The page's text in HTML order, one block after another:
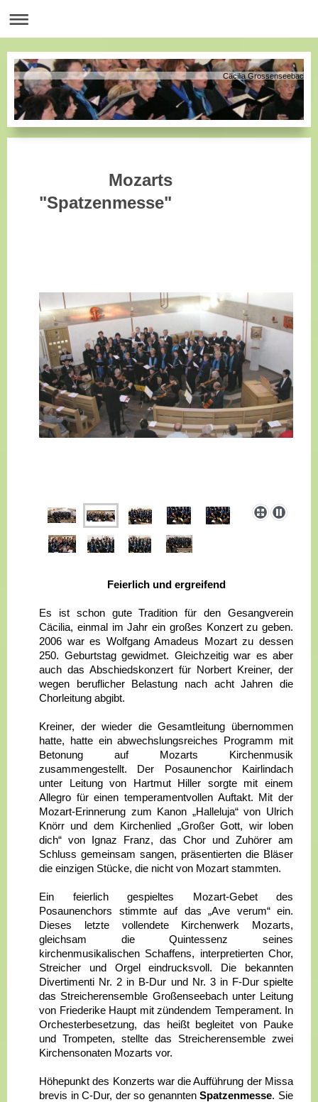
Cäcilia Grossenseebach
Mozarts
"Spatzenmesse"
Feierlich und ergreifend
Es ist schon gute Tradition für den Gesangverein
Cäcilia, einmal im Jahr ein großes Konzert zu geben.
2006 war es Wolfgang Amadeus Mozart zu dessen
250. Geburtstag gewidmet. Gleichzeitig war es aber
auch das Abschiedskonzert für Norbert Kreiner, der
wegen beruflicher Belastung nach acht Jahren die
Chorleitung abgibt.
Kreiner, der wieder die Gesamtleitung übernommen
hatte, hatte ein abwechslungsreiches Programm mit
Betonung auf Mozarts Kirchenmusik
zusammengestellt. Der Posaunenchor Kairlindach
unter Leitung von Hartmut Hiller sorgte mit einem
Allegro für einen temperamentvollen Auftakt. Mit der
Mozart-Erinnerung zum Kanon „Halleluja“ von Ulrich
Knörr und dem Kirchenlied „Großer Gott, wir loben
dich“ von Ignaz Franz, das Chor und Zuhörer am
Schluss gemeinsam sangen, präsentierten die Bläser
die einzigen Stücke, die nicht von Mozart stammten.
Ein feierlich gespieltes Mozart-Gebet des
Posaunenchors stimmte auf das „Ave verum“ ein.
Dieses letzte vollendete Kirchenwerk Mozarts,
gleichsam die Quintessenz seines
kirchenmusikalischen Schaffens, interpretierten Chor,
Streicher und Orgel eindrucksvoll. Die bekannten
Divertimenti Nr. 2 in B-Dur und Nr. 3 in F-Dur spielte
das Streicherensemble Großenseebach unter Leitung
von Friederike Haupt mit zündendem Temperament. In
Orchesterbesetzung, das heißt begleitet von Pauke
und Trompeten, stellte das Streicherensemble zwei
Kirchensonaten Mozarts vor.
Höhepunkt des Konzerts war die Aufführung der Missa
brevis in C-Dur, der so genanntenSpatzenmesse. Sie